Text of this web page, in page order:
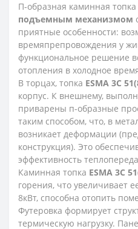
П-образная каминная топка
подъемным механизмом
приятные особенности:
времяпрепровождения у
функциональное решение
отопления в холодное
В торцах, топка ESMA 3С
корпус. К внешнему,
приварены п-образные
таким способом, что, в
возникает деформации
конструкция). Это
эффективность
Каминная топка ESMA 3С
горения, что увеличивает
8кВт, способна отопить
Футеровка формирует
термическую нагрузку.